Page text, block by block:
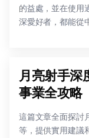
的益處，並在使用
深愛好者，都能從
月亮射手深
事業全攻略
這篇文章全面探討
等，提供實用建議